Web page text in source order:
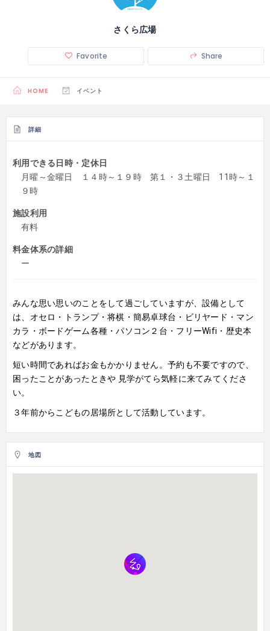
さくら広場
Favorite Share
HOME イベント
詳細
利用できる日時・定休日
月曜～金曜日 １４時～１９時 第１・３土曜日 11時～１
９時
施設利用
有料
料金体系の詳細
ー
みんな思い思いのことをして過ごしていますが、設備として
は、オセロ・トランプ・将棋・簡易卓球台・ビリヤード・マン
カラ・ボードゲーム各種・パソコン２台・フリーWifi・歴史本
などがあります。
短い時間であればお金もかかりません。予約も不要ですので、
困ったことがあったときや 見学がてら気軽に来てみてくださ
い。
３年前からこどもの居場所として活動しています。
地図